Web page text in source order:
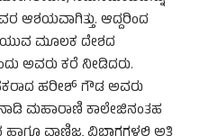
ಆಶಯವಾಗಿತ್ತು. ಆದ್ದರಿಂದ
ಮೂಲಕ ದೇಶದ
ಅವರು ಕರೆ ನೀಡಿದರು.
ಹರೀಶ್ ಗೌಡ ಅವರು
ಮಹಾರಾಣಿ ಕಾಲೇಜಿನಂತಹ